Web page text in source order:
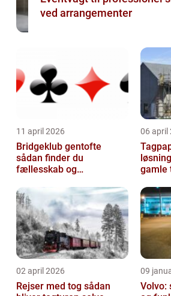
ved arrangementer
11 april 2026
Bridgeklub gentofte
sådan finder du
fællesskab og
06 april
Tagpap
gamle
02 april 2026
Rejser med tog sådan
09
Volvo: